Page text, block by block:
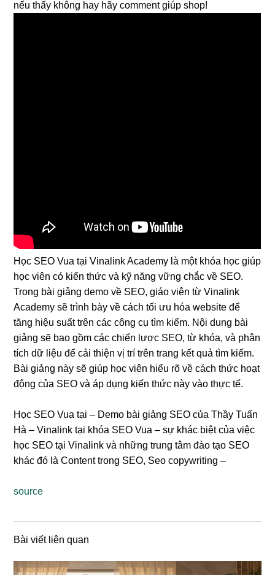
nếu thấy không hay hãy comment giúp shop!
Học SEO Vua tại Vinalink Academy là một khóa học giúp
học viên có kiến thức và kỹ năng vững chắc về SEO.
Trong bài giảng demo về SEO, giáo viên từ Vinalink
Academy sẽ trình bày về cách tối ưu hóa website để
tăng hiệu suất trên các công cụ tìm kiếm. Nội dung bài
giảng sẽ bao gồm các chiến lược SEO, từ khóa, và phân
tích dữ liệu để cải thiện vị trí trên trang kết quả tìm kiếm.
Bài giảng này sẽ giúp học viên hiểu rõ về cách thức hoạt
động của SEO và áp dụng kiến thức này vào thực tế.
Học SEO Vua tại– Demo bài giảng SEO của Thầy Tuấn
Hà – Vinalink tại khóa SEO Vua – sự khác biệt của việc
học SEO tại Vinalink và những trung tâm đào tạo SEO
khác đó là Content trong SEO, Seo copywriting –
source
Bài viết liên quan